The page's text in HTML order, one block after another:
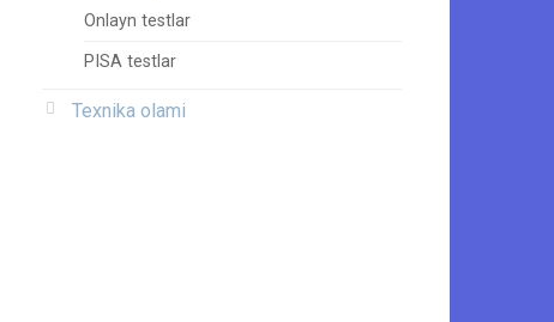
Onlayn testlar
PISA testlar
Texnika olami